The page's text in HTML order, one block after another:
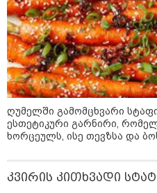
უნდა
ღუმელში გამომცხვარი
ესთეტიკური გარნირი,
ხორცეულს, ისე თევზსა და
კვირის კითხვადი